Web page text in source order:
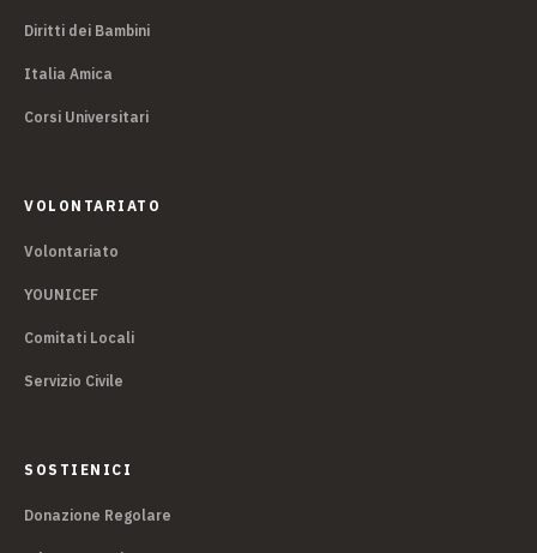
Diritti dei Bambini
Italia Amica
Corsi Universitari
VOLONTARIATO
Volontariato
YOUNICEF
Comitati Locali
Servizio Civile
SOSTIENICI
Donazione Regolare